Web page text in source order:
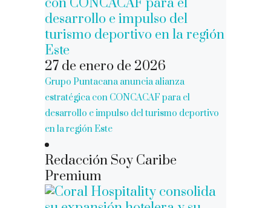
27 de enero de 2026
Grupo Puntacana anuncia alianza
estratégica con CONCACAF para el
desarrollo e impulso del turismo deportivo
en la región Este
Redacción Soy Caribe
Premium